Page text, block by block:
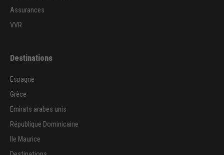
Assurances
VVR
Destinations
Espagne
Grèce
Emirats arabes unis
République Dominicaine
Ile Maurice